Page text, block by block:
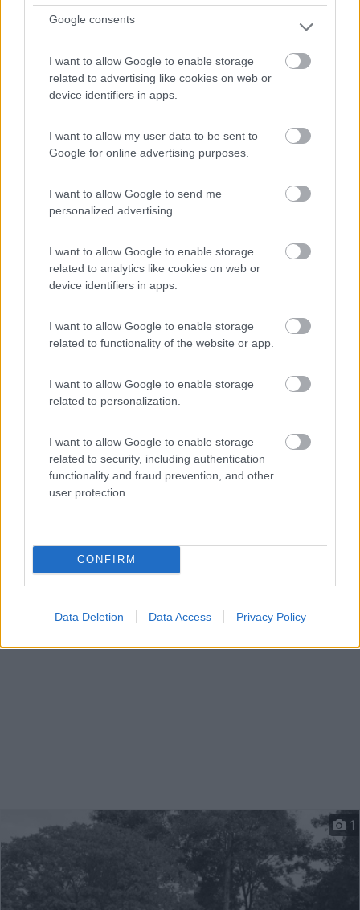
Google consents
I want to allow Google to enable storage
related to advertising like cookies on web or
device identifiers in apps.
I want to allow my user data to be sent to
Google for online advertising purposes.
I want to allow Google to send me
personalized advertising.
I want to allow Google to enable storage
related to analytics like cookies on web or
device identifiers in apps.
I want to allow Google to enable storage
related to functionality of the website or app.
I want to allow Google to enable storage
related to personalization.
I want to allow Google to enable storage
related to security, including authentication
functionality and fraud prevention, and other
user protection.
CONFIRM
Data Deletion Data Access Privacy Policy
In piano e in parte con ombra, in campagna, 5 posti su
Weingut Wolfgang Born
Servizi / Posizione
fatto...
Alzey-weinheim - 708.9km
Gutenbornerhof
1